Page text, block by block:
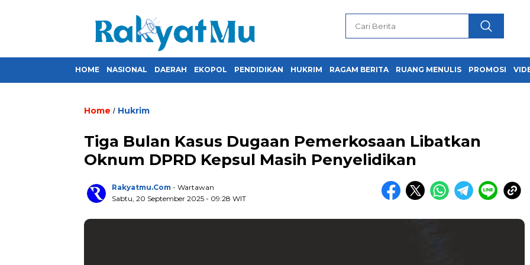
HOME NASIONAL DAERAH EKOPOL PENDIDIKAN HUKRIM RAGAM BERITA RUANG MENULIS PROMOSI
Home / Hukrim
Tiga Bulan Kasus Dugaan Pemerkosaan Libatkan
Oknum DPRD Kepsul Masih Penyelidikan
Rakyatmu.com - Wartawan
Sabtu, 20 September 2025 - 09:28 WIT